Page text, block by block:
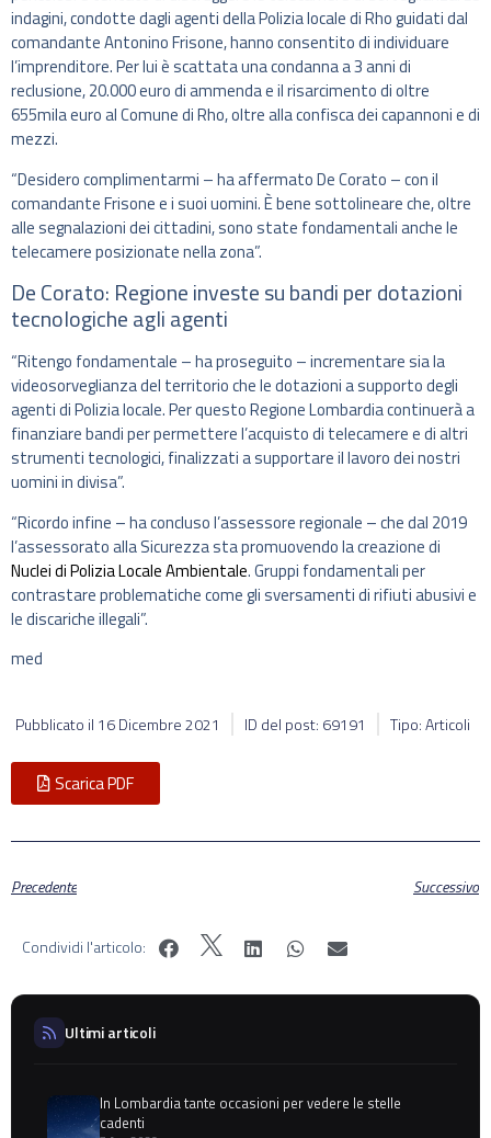
indagini, condotte dagli agenti della Polizia locale di Rho guidati dal
comandante Antonino Frisone, hanno consentito di individuare
l’imprenditore. Per lui è scattata una condanna a 3 anni di
reclusione, 20.000 euro di ammenda e il risarcimento di oltre
655mila euro al Comune di Rho, oltre alla confisca dei capannoni e di
mezzi.
“Desidero complimentarmi – ha affermato De Corato – con il
comandante Frisone e i suoi uomini. È bene sottolineare che, oltre
alle segnalazioni dei cittadini, sono state fondamentali anche le
telecamere posizionate nella zona”.
De Corato: Regione investe su bandi per dotazioni
tecnologiche agli agenti
“Ritengo fondamentale – ha proseguito – incrementare sia la
videosorveglianza del territorio che le dotazioni a supporto degli
agenti di Polizia locale. Per questo Regione Lombardia continuerà a
finanziare bandi per permettere l’acquisto di telecamere e di altri
strumenti tecnologici, finalizzati a supportare il lavoro dei nostri
uomini in divisa”.
“Ricordo infine – ha concluso l’assessore regionale – che dal 2019
l’assessorato alla Sicurezza sta promuovendo la creazione di
Nuclei di Polizia Locale Ambientale. Gruppi fondamentali per
contrastare problematiche come gli sversamenti di rifiuti abusivi e
le discariche illegali”.
med
Pubblicato il 16 Dicembre 2021 ID del post: 69191 Tipo: Articoli
Scarica PDF
Precedente Successivo
Condividi l'articolo:
Ultimi articoli
In Lombardia tante occasioni per vedere le stelle
cadenti